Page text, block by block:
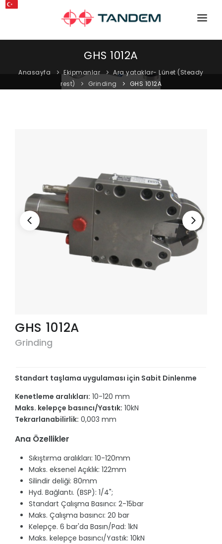
ANA SAYFA
İLETIŞIM
SERVIS
GHS 1012A
Anasayfa Ekipmanlar
Ara yataklar- Lünet (Steady
rest)
Grinding GHS 1012A
GHS 1012A
Grinding
Standart taşlama uygulaması için Sabit Dinlenme
Kenetleme aralıkları: 10-120 mm
Maks. kelepçe basıncı/Yastık: 10kN
Tekrarlanabilirlik: 0,003 mm
Ana Özellikler
Sıkıştırma aralıkları: 10-120mm
Maks. eksenel Açıklık: 122mm
Silindir deliği: 80mm
Hyd. Bağlantı. (BSP): 1/4";
Standart Çalışma Basıncı: 2-15bar
Maks. Çalışma basıncı: 20 bar
Kelepçe. 6 bar'da Basın/Pad: 1kN
Maks. kelepçe basıncı/Yastık: 10kN